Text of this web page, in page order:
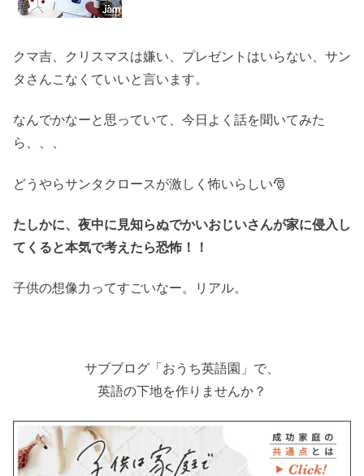
クマ吉、クリスマスは嫌い、プレゼントはいらない、サン
タさんこなくていいと言います。
なんでかなーと思っていて、今日よく話を聞いてみた
ら、、、
どうやらサンタクロースが激しく怖いらしい🎅
たしかに、夜中に見知らぬでかいおじいさんが家に侵入し
てくると本気で考えたら恐怖！！
子供の想像力ってすごいなー。リアル。
サブブログ「おうち英語園」で、
英語の下地を作りませんか？